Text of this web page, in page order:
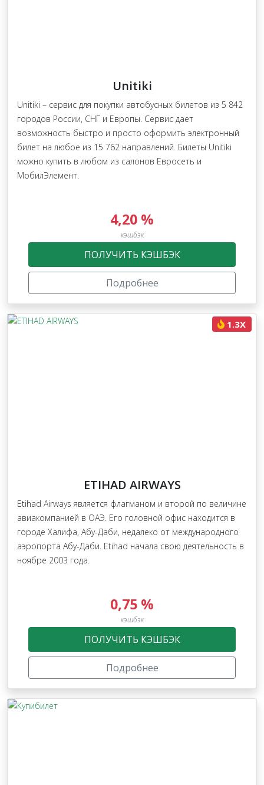
Unitiki
Unitiki – сервис для покупки автобусных билетов из 5 842
городов России, СНГ и Европы. Сервис дает
возможность быстро и просто оформить электронный
билет на любое из 15 762 направлений. Билеты Unitiki
можно купить в любом из салонов Евросеть и
МобилЭлемент.
4,20 %
кэшбэк
ПОЛУЧИТЬ КЭШБЭК
Подробнее
1.3X
ETIHAD AIRWAYS
Etihad Airways является флагманом и второй по величине
авиакомпанией в ОАЭ. Его головной офис находится в
городе Халифа, Абу-Даби, недалеко от международного
аэропорта Абу-Даби. Etihad начала свою деятельность в
ноябре 2003 года.
0,75 %
кэшбэк
ПОЛУЧИТЬ КЭШБЭК
Подробнее